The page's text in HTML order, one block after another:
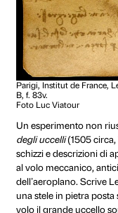
Tomás Saraceno,
Courtesy l’artista.
Nel primo